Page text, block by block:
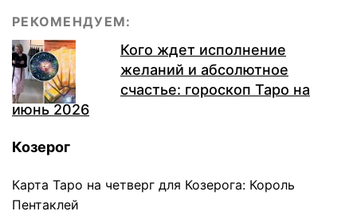
РЕКОМЕНДУЕМ:
Кого ждет исполнение
желаний и абсолютное
счастье: гороскоп Таро на
июнь 2026
Козерог
Карта Таро на четверг для Козерога: Король
Пентаклей